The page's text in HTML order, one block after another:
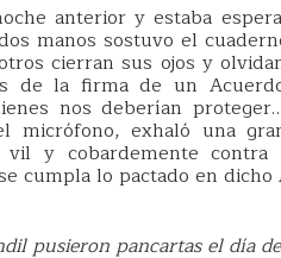
anterior y estaba
manos sostuvo el
cierran sus ojos y
de la firma de un
nos deberían
micrófono, exhaló una
y cobardemente contra
cumpla lo pactado en dicho
pusieron pancartas el día